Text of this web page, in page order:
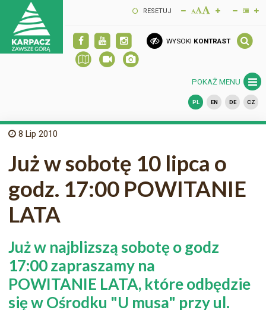
RESETUJ
WYSOKI KONTRAST
POKAŻ MENU
PL EN DE CZ
8 Lip 2010
Już w sobotę 10 lipca o
godz. 17:00 POWITANIE
LATA
Już w najblizszą sobotę o godz
17:00 zapraszamy na
POWITANIE LATA, które odbędzie
się w Ośrodku "U musa" przy ul.